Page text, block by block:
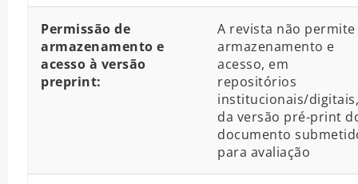
Permissão de
armazenamento e
acesso à versão
preprint:
A revista não
armazenamento e
acesso, em
repositórios
institucionais/digitais,
da versão pré-print
documento
para avaliação